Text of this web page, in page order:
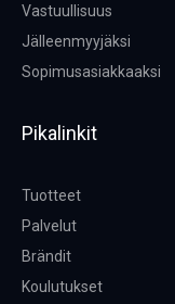
Vastuullisuus
Jälleenmyyjäksi
Sopimusasiakkaaksi
Pikalinkit
Tuotteet
Palvelut
Brändit
Koulutukset